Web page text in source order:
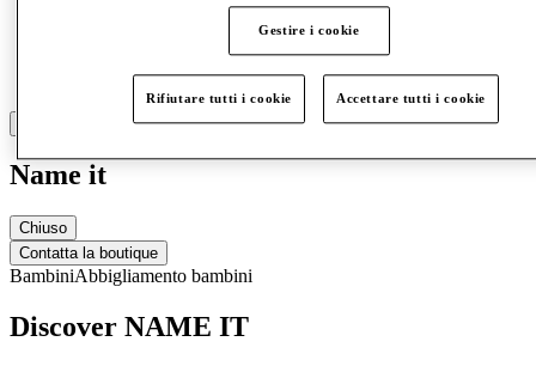
Name it
Chiuso
Contatta la boutique
BambiniAbbigliamento bambini
Discover NAME IT
Gestire i cookie
Rifiutare tutti i cookie Accettare tutti i cookie